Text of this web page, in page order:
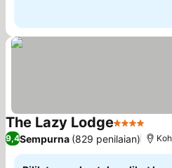
The Lazy Lodge4 Bintang
9,4Sempurna (829 penilaian)